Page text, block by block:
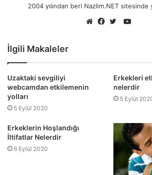
2004 yılından beri Nazlim.NET sitesinde
İlgili Makaleler
Uzaktaki sevgiliyi
webcamdan etkilemenin
yolları
5 Eylül 2020
Erkekleri
nelerdir
5 Eylül
Erkeklerin Hoşlandığı
İltifatlar Nelerdir
6 Eylül 2020